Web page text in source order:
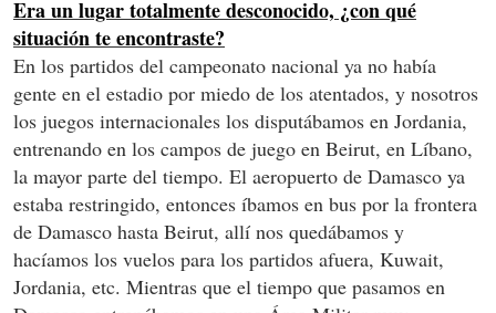
Era un lugar totalmente desconocido, ¿con qué
situación te encontraste?
En los partidos del campeonato nacional ya no había
gente en el estadio por miedo de los atentados, y nosotros
los juegos internacionales los disputábamos en Jordania,
entrenando en los campos de juego en Beirut, en Líbano,
la mayor parte del tiempo. El aeropuerto de Damasco ya
estaba restringido, entonces íbamos en bus por la frontera
de Damasco hasta Beirut, allí nos quedábamos y
hacíamos los vuelos para los partidos afuera, Kuwait,
Jordania, etc. Mientras que el tiempo que pasamos en